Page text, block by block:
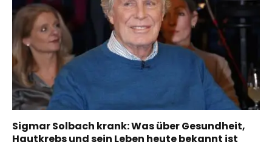
Sigmar Solbach krank: Was über Gesundheit,
Hautkrebs und sein Leben heute bekannt ist